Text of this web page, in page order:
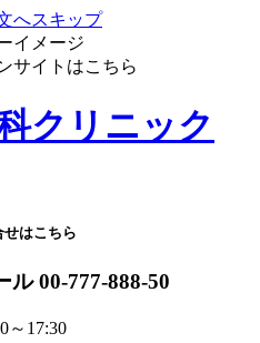
へスキップ
サイトはこちら
クリニック
はこちら
00-777-888-50
～17:30